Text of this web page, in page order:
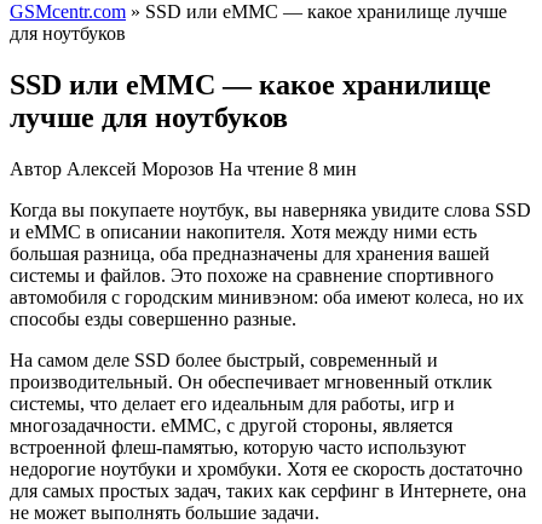
GSMcentr.com » SSD или eMMC — какое хранилище лучше
для ноутбуков
SSD или eMMC — какое хранилище
лучше для ноутбуков
Автор Алексей Морозов На чтение 8 мин
Когда вы покупаете ноутбук, вы наверняка увидите слова SSD
и eMMC в описании накопителя. Хотя между ними есть
большая разница, оба предназначены для хранения вашей
системы и файлов. Это похоже на сравнение спортивного
автомобиля с городским минивэном: оба имеют колеса, но их
способы езды совершенно разные.
На самом деле SSD более быстрый, современный и
производительный. Он обеспечивает мгновенный отклик
системы, что делает его идеальным для работы, игр и
многозадачности. eMMC, с другой стороны, является
встроенной флеш-памятью, которую часто используют
недорогие ноутбуки и хромбуки. Хотя ее скорость достаточно
для самых простых задач, таких как серфинг в Интернете, она
не может выполнять большие задачи.